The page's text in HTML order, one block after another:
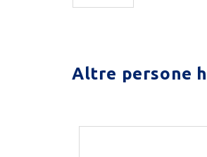
Altre persone